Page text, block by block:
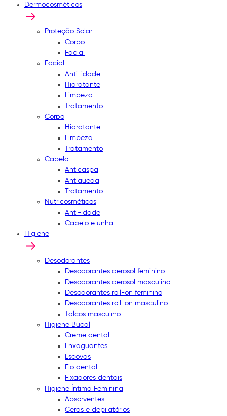
Dermocosméticos
Proteção Solar
Corpo
Facial
Facial
Anti-idade
Hidratante
Limpeza
Tratamento
Corpo
Hidratante
Limpeza
Tratamento
Cabelo
Anticaspa
Antiqueda
Tratamento
Nutricosméticos
Anti-idade
Cabelo e unha
Higiene
Desodorantes
Desodorantes aerosol feminino
Desodorantes aerosol masculino
Desodorantes roll-on feminino
Desodorantes roll-on masculino
Talcos masculino
Higiene Bucal
Creme dental
Enxaguantes
Escovas
Fio dental
Fixadores dentais
Higiene Íntima Feminina
Absorventes
Ceras e depilatórios